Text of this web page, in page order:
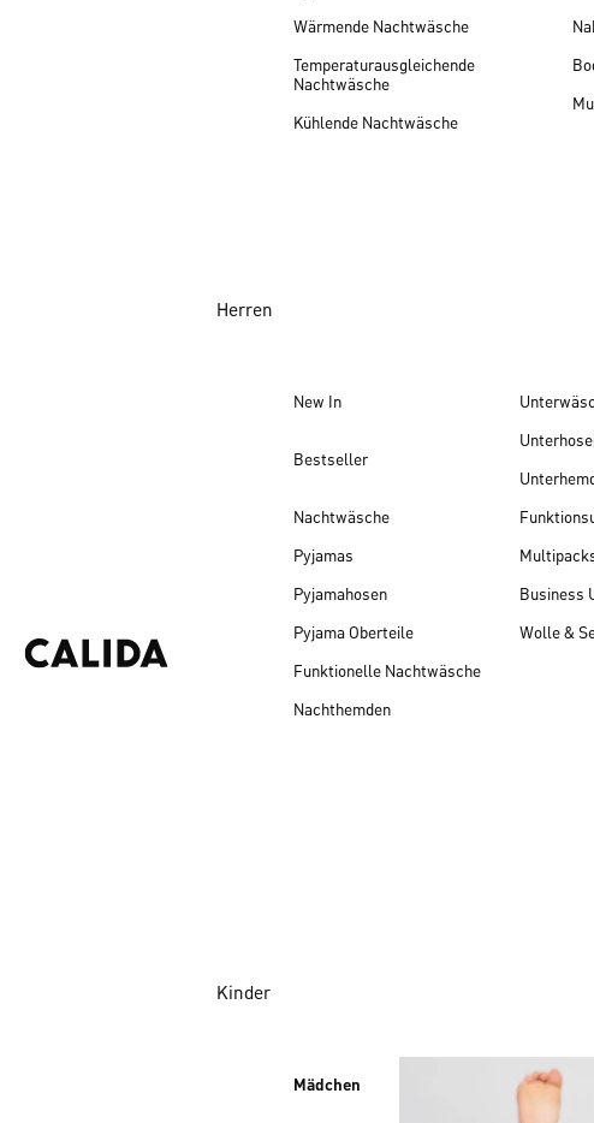
Wärmende Nachtwäsche
Temperaturausgleichende
Nachtwäsche
Kühlende Nachtwäsche
Herren
New In
Bestseller
Nachtwäsche
Pyjamas
Pyjamahosen
Pyjama Oberteile
Funktionelle Nachtwäsche
Nachthemden
Business
Wolle &
Kinder
Mädchen